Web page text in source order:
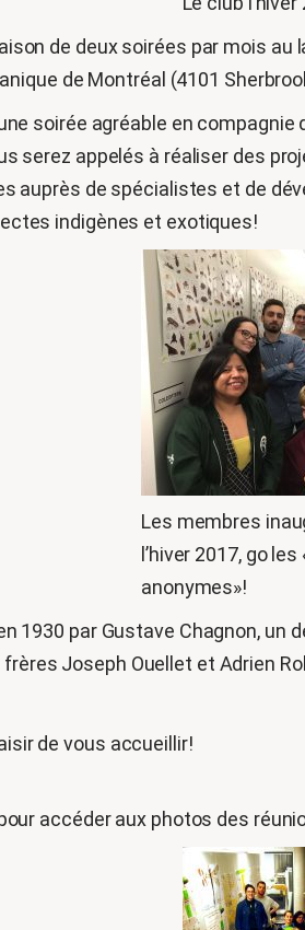
de deux soirées par mois au
de Montréal (4101
soirée agréable en
serez appelés à réaliser des
auprès de spécialistes et de
indigènes et exotiques!
Les membres
l’hiver 2017, go
anonymes»!
1930 par Gustave Chagnon,
Joseph Ouellet et Adrien
de vous accueillir!
accéder aux photos des